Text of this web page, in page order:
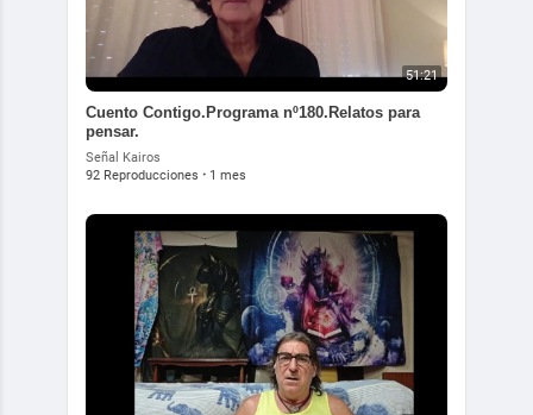
51:21
Cuento Contigo.Programa nº180.Relatos para
pensar.
Señal Kairos
92 Reproducciones · 1 mes